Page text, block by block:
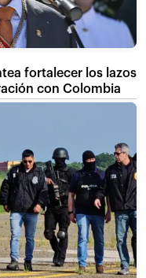
fortalecer los lazos
con Colombia